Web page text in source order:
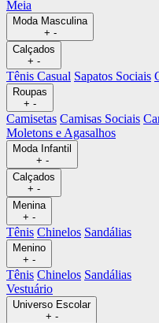
Meia
Moda Masculina
+ -
Calçados
+ -
Tênis Casual Sapatos Sociais
Roupas
+ -
Camisetas Camisas Sociais
Moletons e Agasalhos
Moda Infantil
+ -
Calçados
+ -
Menina
+ -
Tênis Chinelos Sandálias
Menino
+ -
Tênis Chinelos Sandálias
Vestuário
Universo Escolar
+ -